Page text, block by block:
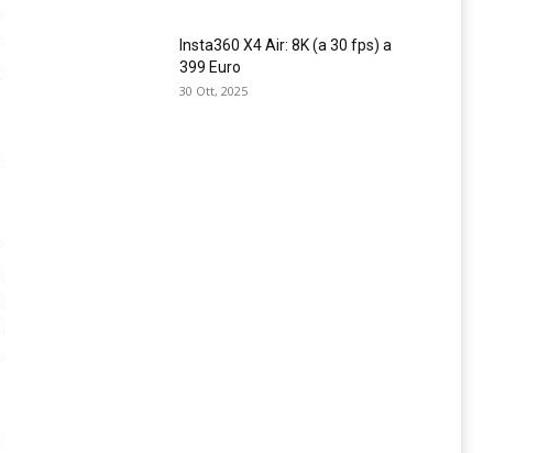
Insta360 X4 Air: 8K (a 30 fps) a
399 Euro
30 Ott, 2025